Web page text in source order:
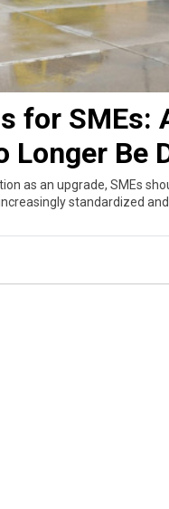
for SMEs:
Longer Be
as an upgrade, SMEs
standardized